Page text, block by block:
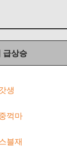
급상승
생
꺽마
블재